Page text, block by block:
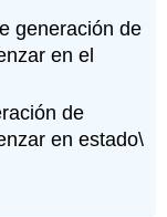
generación de
en el
de
en estado\